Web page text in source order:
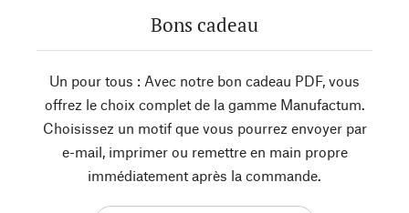
Bons cadeau
Un pour tous : Avec notre bon cadeau PDF, vous
offrez le choix complet de la gamme Manufactum.
Choisissez un motif que vous pourrez envoyer par
e-mail, imprimer ou remettre en main propre
immédiatement après la commande.